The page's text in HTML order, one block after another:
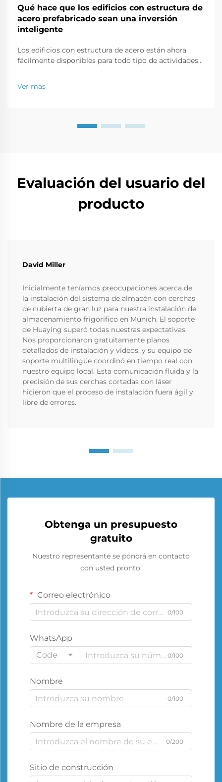
Qué hace que los edificios con estructura de
acero prefabricado sean una inversión
inteligente
Los edificios con estructura de acero están ahora
fácilmente disponibles para todo tipo de actividades
tienda minorista o una propiedad residencial. En este
artículo, discutiremos por qué los edificios fabricados
Ver más
Evaluación del usuario del
producto
David Miller
Inicialmente teníamos preocupaciones acerca de
la instalación del sistema de almacén con cerchas
de cubierta de gran luz para nuestra instalación de
almacenamiento frigorífico en Múnich. El soporte
de Huaying superó todas nuestras expectativas.
Nos proporcionaron gratuitamente planos
detallados de instalación y vídeos, y su equipo de
soporte multilingüe coordinó en tiempo real con
nuestro equipo local. Esta comunicación fluida y la
precisión de sus cerchas cortadas con láser
hicieron que el proceso de instalación fuera ágil y
libre de errores.
Obtenga un presupuesto
gratuito
Nuestro representante se pondrá en contacto
con usted pronto.
Correo electrónico
0/100
WhatsApp
Code
0/100
Nombre
0/100
Nombre de la empresa
0/200
Sitio de construcción